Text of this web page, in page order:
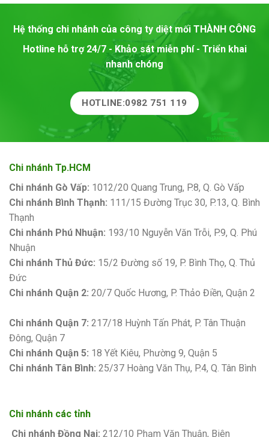
Hệ thống chi nhánh của công ty diệt mối THÀNH CÔNG
Hotline hỗ trợ 24/7 - Khảo sát miễn phí - Triển khai
nhanh chóng
HOTLINE:0982 751 119
Chi nhánh Tp.HCM
Chi nhánh Gò Vấp: 1012/20 Quang Trung, P.8, Q. Gò Vấp
Chi nhánh Bình Thạnh: 111/15 Đường Trục 30, P.13, Q. Bình
Thạnh
Chi nhánh Phú Nhuận: 193/10 Nguyễn Văn Trỗi, P.9, Q. Phú
Nhuận
Chi nhánh Thủ Đức: 15/2 Đường số 19, P. Bình Thọ, Q. Thủ
Đức
Chi nhánh Quận 2: 20/7 Quốc Hương, P. Thảo Điền, Quận 2
Chi nhánh Quận 7: 217/18 Huỳnh Tấn Phát, P. Tân Thuận
Đông, Quận 7
Chi nhánh Quận 5: 18 Yết Kiêu, Phường 9, Quận 5
Chi nhánh Tân Bình: 25/37 Hoàng Văn Thụ, P.4, Q. Tân Bình
Chi nhánh các tỉnh
Chi nhánh Đồng Nai: 212/10 Phạm Văn Thuận, Biên